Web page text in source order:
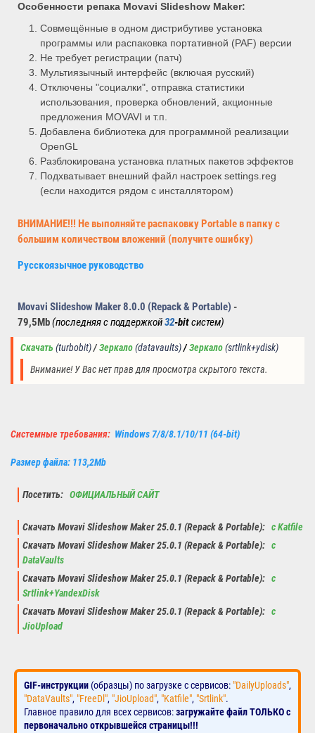
Особенности репака Movavi Slideshow Maker:
Совмещённые в одном дистрибутиве установка
программы или распаковка портативной (PAF) версии
Не требует регистрации (патч)
Мультиязычный интерфейс (включая русский)
Отключены "социалки", отправка статистики
использования, проверка обновлений, акционные
предложения MOVAVI и т.п.
Добавлена библиотека для программной реализации
OpenGL
Разблокирована установка платных пакетов эффектов
Подхватывает внешний файл настроек settings.reg
(если находится рядом с инсталлятором)
ВНИМАНИЕ!!! Не выполняйте распаковку Portable в папку с
большим количеством вложений (получите ошибку)
Русскоязычное руководство
Movavi Slideshow Maker 8.0.0 (Repack & Portable) -
79,5Mb(последняя с поддержкой32-bitсистем)
Скачать (turbobit)/ Зеркало(datavaults) / Зеркало(srtlink+ydisk)
Внимание! У Вас нет прав для просмотра скрытого текста.
Системные требования: Windows 7/8/8.1/10/11 (64-bit)
Размер файла: 113,2Mb
Посетить: ОФИЦИАЛЬНЫЙ САЙТ
Скачать Movavi Slideshow Maker 25.0.1 (Repack & Portable): с Katfile
Скачать Movavi Slideshow Maker 25.0.1 (Repack & Portable): с
DataVaults
Скачать Movavi Slideshow Maker 25.0.1 (Repack & Portable): с
Srtlink+YandexDisk
Скачать Movavi Slideshow Maker 25.0.1 (Repack & Portable): с
JioUpload
GIF-инструкции (образцы) по загрузке с сервисов: "DailyUploads",
"DataVaults", "FreeDl", "JioUpload", "Katfile", "Srtlink".
Главное правило для всех сервисов:загружайте файл ТОЛЬКО с
первоначально открывшейся страницы!!!